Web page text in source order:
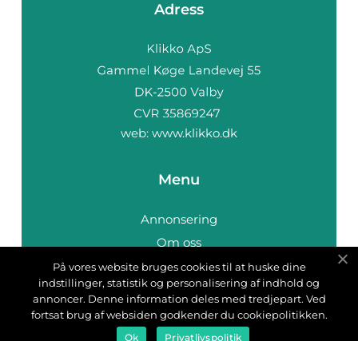
Adress
web: www.klikko.dk
Menu
Annonsering
Om oss
Cookies
Kontakta oss
Sitemap
På vores website bruges cookies til at huske dine
indstillinger, statistik og personalisering af indhold og
annoncer. Denne information deles med tredjepart. Ved
fortsat brug af websiden godkender du cookiepolitikken.
Ok Privatlivspolitik